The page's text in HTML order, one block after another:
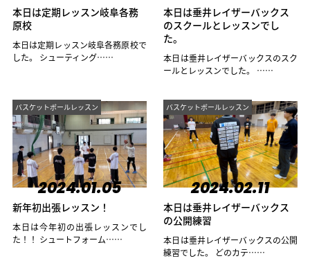
本日は定期レッスン岐阜各務
原校
本日は定期レッスン岐阜各務原校で
した。 シューティング……
本日は垂井レイザーバックス
のスクールとレッスンでし
た。
本日は垂井レイザーバックスのスク
ールとレッスンでした。 ……
バスケットボールレッスン
2024.01.05
新年初出張レッスン！
本日は今年初の出張レッスンでし
た！！ シュートフォーム……
バスケットボールレッスン
2024.02.11
本日は垂井レイザーバックス
の公開練習
本日は垂井レイザーバックスの公開
練習でした。 どのカテ……